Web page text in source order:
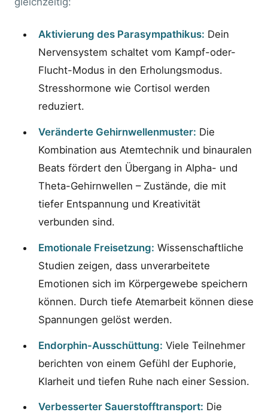
Aktivierung des Parasympathikus: Dein
Nervensystem schaltet vom Kampf-oder-
Flucht-Modus in den Erholungsmodus.
Stresshormone wie Cortisol werden
reduziert.
Veränderte Gehirnwellenmuster: Die
Kombination aus Atemtechnik und binauralen
Beats fördert den Übergang in Alpha- und
Theta-Gehirnwellen – Zustände, die mit
tiefer Entspannung und Kreativität
verbunden sind.
Emotionale Freisetzung: Wissenschaftliche
Studien zeigen, dass unverarbeitete
Emotionen sich im Körpergewebe speichern
können. Durch tiefe Atemarbeit können diese
Spannungen gelöst werden.
Endorphin-Ausschüttung: Viele Teilnehmer
berichten von einem Gefühl der Euphorie,
Klarheit und tiefen Ruhe nach einer Session.
Verbesserter Sauerstofftransport: Die